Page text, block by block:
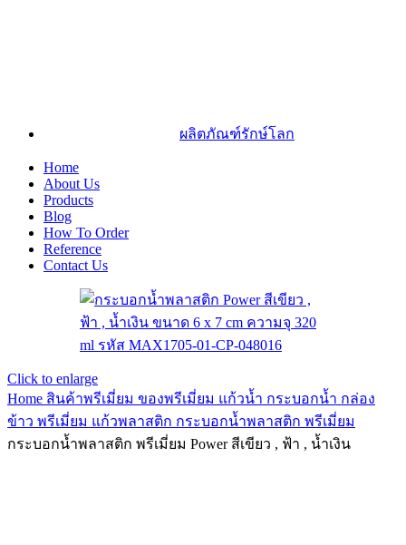
ผลิตภัณฑ์รักษ์โลก
Home
About Us
Products
Blog
How To Order
Reference
Contact Us
Click to enlarge
Home สินค้าพรีเมี่ยม ของพรีเมี่ยม แก้วน้ำ กระบอกน้ำ กล่อง
ข้าว พรีเมี่ยม แก้วพลาสติก กระบอกน้ำพลาสติก พรีเมี่ยม
กระบอกน้ำพลาสติก พรีเมี่ยม Power สีเขียว , ฟ้า , น้ำเงิน